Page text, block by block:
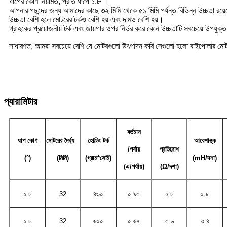
আপনার পছন্দের জন্য আমাদের কাছে ৩২ মিমি থেকে ৫১ মিমি পর্যন্ত বিভিন্ন উচ্চতা
উচ্চতা বেশি হলে মোটরের টর্কও বেশি হয় এবং দামও বেশি হয়।
গ্রাহকের প্রয়োজনীয় টর্ক এবং জায়গার ওপর নির্ভর করে কোন উচ্চতাটি সবচেয়ে উপযুক্ত
সাধারণত, আমরা সবচেয়ে বেশি যে মোটরগুলো উৎপাদন করি সেগুলো হলো বাইপোলার
প্যারামিটার
ধাপ কোণ
(°)
মোটরের দৈর্ঘ্য
(মিমি)
হোল্ডিং টর্ক
(গ্রাম*সেমি)
বর্তমান
/পর্যায়
(এ/পর্যায়)
প্রতিরোধ
(Ω/দশা)
আবেশাঙ্ক
(mH/দশা)
১.৮ 32 ৪৩০ ০.৯৫ ২.৮ ০.৮
১.৮ 32 ৬০০ ০.৬৭ ৫.৬ ৩.৪